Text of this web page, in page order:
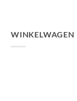
WINKELWAGEN